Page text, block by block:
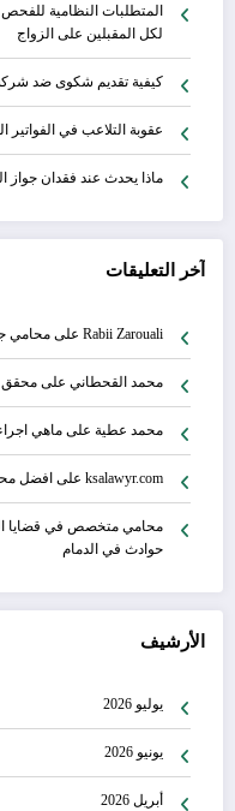
المتطلبات النظامية
لكل المقبلين على الزواج
كيفية تقديم شكوى ضد
عقوبة التلاعب في الفواتير
ماذا يحدث عند فقدان
آخر التعليقات
Rabii Zarouali على محامي
محمد القحطاني على محقق
محمد عطية على ماهي
ksalawyr.com على افضل
محامي متخصص في قضايا
حوادث في الدمام
الأرشيف
يوليو 2026
يونيو 2026
أبريل 2026